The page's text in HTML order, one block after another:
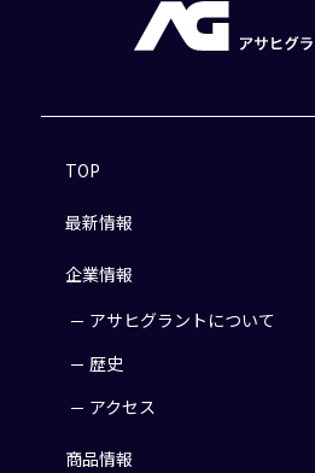
TOP
最新情報
企業情報
アサヒグラントについて
歴史
アクセス
商品情報